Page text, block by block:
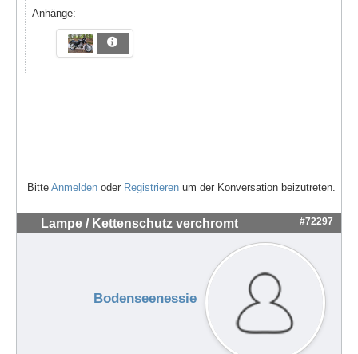
Anhänge:
Bitte Anmelden oder Registrieren um der Konversation beizutreten.
Lampe / Kettenschutz verchromt #72297
Bodenseenessie